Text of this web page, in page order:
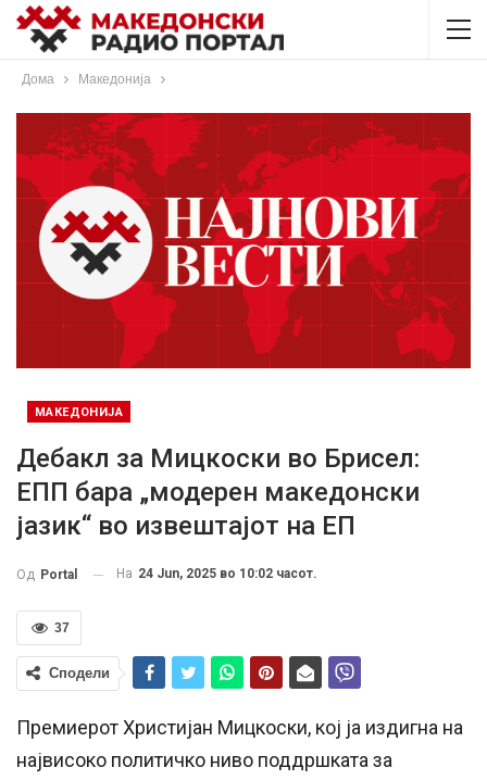
Дома Македонија
МАКЕДОНИЈА
Дебакл за Мицкоски во Брисел:
ЕПП бара „модерен македонски
јазик“ во извештајот на ЕП
Од Portal На 24 Jun, 2025 во 10:02 часот.
37
Сподели
Премиерот Христијан Мицкоски, кој ја издигна на
највисоко политичко ниво поддршката за